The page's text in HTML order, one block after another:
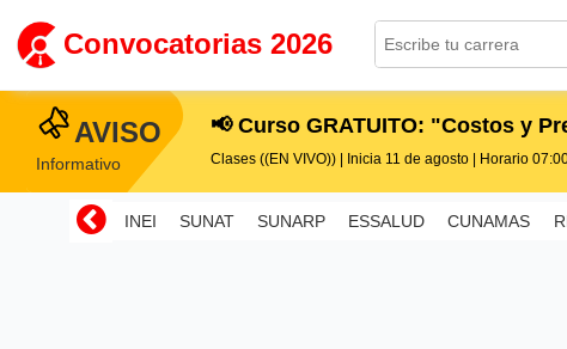
Convocatorias 2026
AVISO
Informativo
📢 Curso GRATUITO: "Costos y
Clases ((EN VIVO)) | Inicia 11 de agosto | Horario
INEI SUNAT SUNARP ESSALUD CUNAMAS